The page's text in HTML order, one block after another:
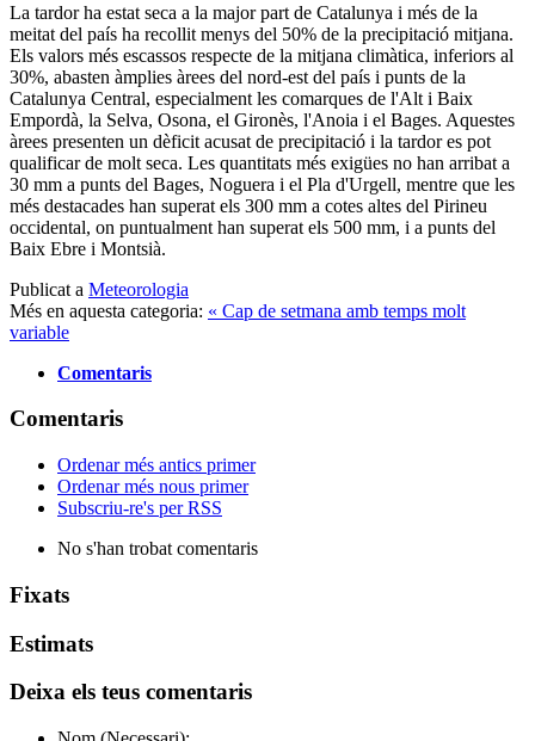
La tardor ha estat seca a la major part de Catalunya i més de la
meitat del país ha recollit menys del 50% de la precipitació mitjana.
Els valors més escassos respecte de la mitjana climàtica, inferiors al
30%, abasten àmplies àrees del nord-est del país i punts de la
Catalunya Central, especialment les comarques de l'Alt i Baix
Empordà, la Selva, Osona, el Gironès, l'Anoia i el Bages. Aquestes
àrees presenten un dèficit acusat de precipitació i la tardor es pot
qualificar de molt seca. Les quantitats més exigües no han arribat a
30 mm a punts del Bages, Noguera i el Pla d'Urgell, mentre que les
més destacades han superat els 300 mm a cotes altes del Pirineu
occidental, on puntualment han superat els 500 mm, i a punts del
Baix Ebre i Montsià.
Publicat a Meteorologia
Més en aquesta categoria: « Cap de setmana amb temps molt
variable
Comentaris
Comentaris
Ordenar més antics primer
Ordenar més nous primer
Subscriu-re's per RSS
No s'han trobat comentaris
Fixats
Estimats
Deixa els teus comentaris